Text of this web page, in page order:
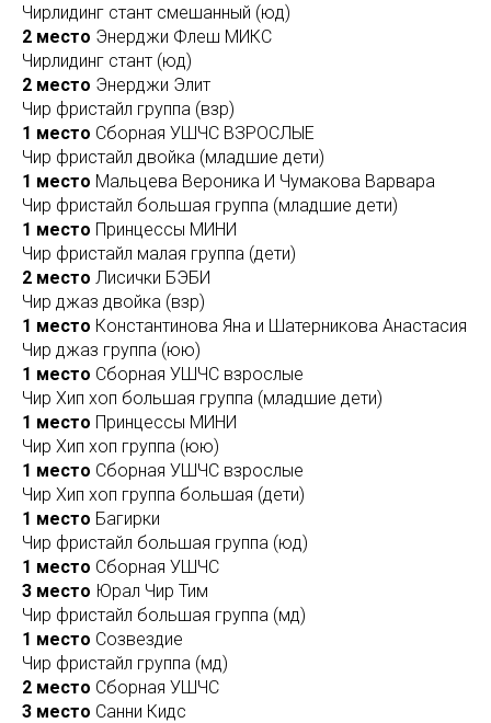
Чирлидинг стант смешанный (юд)
2 место Энерджи Флеш МИКС
Чирлидинг стант (юд)
2 место Энерджи Элит
Чир фристайл группа (взр)
1 место Сборная УШЧС ВЗРОСЛЫЕ
Чир фристайл двойка (младшие дети)
1 место Мальцева Вероника И Чумакова Варвара
Чир фристайл большая группа (младшие дети)
1 место Принцессы МИНИ
Чир фристайл малая группа (дети)
2 место Лисички БЭБИ
Чир джаз двойка (взр)
1 место Константинова Яна и Шатерникова Анастасия
Чир джаз группа (юю)
1 место Сборная УШЧС взрослые
Чир Хип хоп большая группа (младшие дети)
1 место Принцессы МИНИ
Чир Хип хоп группа (юю)
1 место Сборная УШЧС взрослые
Чир Хип хоп группа большая (дети)
1 место Багирки
Чир фристайл большая группа (юд)
1 место Сборная УШЧС
3 место Юрал Чир Тим
Чир фристайл большая группа (мд)
1 место Созвездие
Чир фристайл группа (мд)
2 место Сборная УШЧС
3 место Санни Кидс